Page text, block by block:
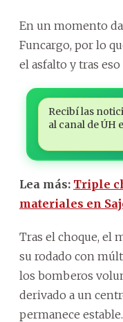
En un momento
Funcargo, por lo
el asfalto y tras
Recibí las
al canal de ÚH
Lea más: Triple
materiales en
Tras el choque, el
su rodado con
los bomberos
derivado a un
permanece estable.